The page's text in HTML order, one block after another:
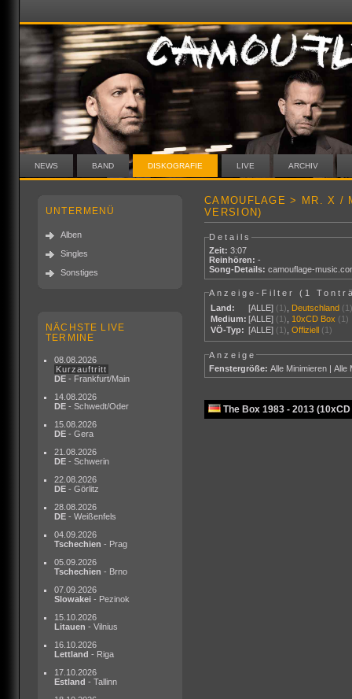
NEWS BAND DISKOGRAFIE LIVE ARCHIV
UNTERMENÜ
Alben
Singles
Sonstiges
NÄCHSTE LIVE
TERMINE
08.08.2026
Kurzauftritt
DE - Frankfurt/Main
14.08.2026
DE - Schwedt/Oder
15.08.2026
DE - Gera
21.08.2026
DE - Schwerin
22.08.2026
DE - Görlitz
28.08.2026
DE - Weißenfels
04.09.2026
Tschechien - Prag
05.09.2026
Tschechien - Brno
07.09.2026
Slowakei - Pezinok
15.10.2026
Litauen - Vilnius
16.10.2026
Lettland - Riga
17.10.2026
Estland - Tallinn
CAMOUFLAGE > MR. X /
VERSION)
Details
Zeit: 3:07
Reinhören:-
Song-Details: camouflage-
Anzeige-Filter ( 1
Land:
[ALLE] (1) Deutschland
Medium: [ALLE] (1) 10xCD Box (1)
VÖ-Typ: [ALLE] (1) ,Offiziell (1)
Anzeige
Fenstergröße: Alle Minimieren |Alle
The Box 1983 - 2013